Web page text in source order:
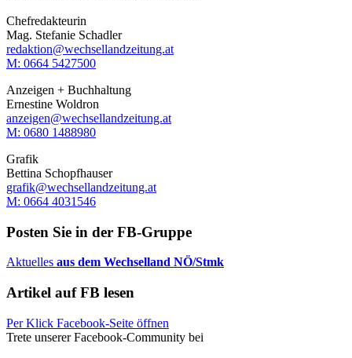
Chefredakteurin
Mag. Stefanie Schadler
redaktion@wechsellandzeitung.at
M: 0664 5427500‬
Anzeigen + Buchhaltung
Ernestine Woldron
anzeigen@wechsellandzeitung.at
M: ‭0680 1488980‬
Grafik
Bettina Schopfhauser
grafik@wechsellandzeitung.at
M: 0664 4031546
Posten Sie in der FB-Gruppe
Aktuelles aus dem Wechselland NÖ/Stmk
Artikel auf FB lesen
Per Klick Facebook-Seite öffnen
Trete unserer Facebook-Community bei